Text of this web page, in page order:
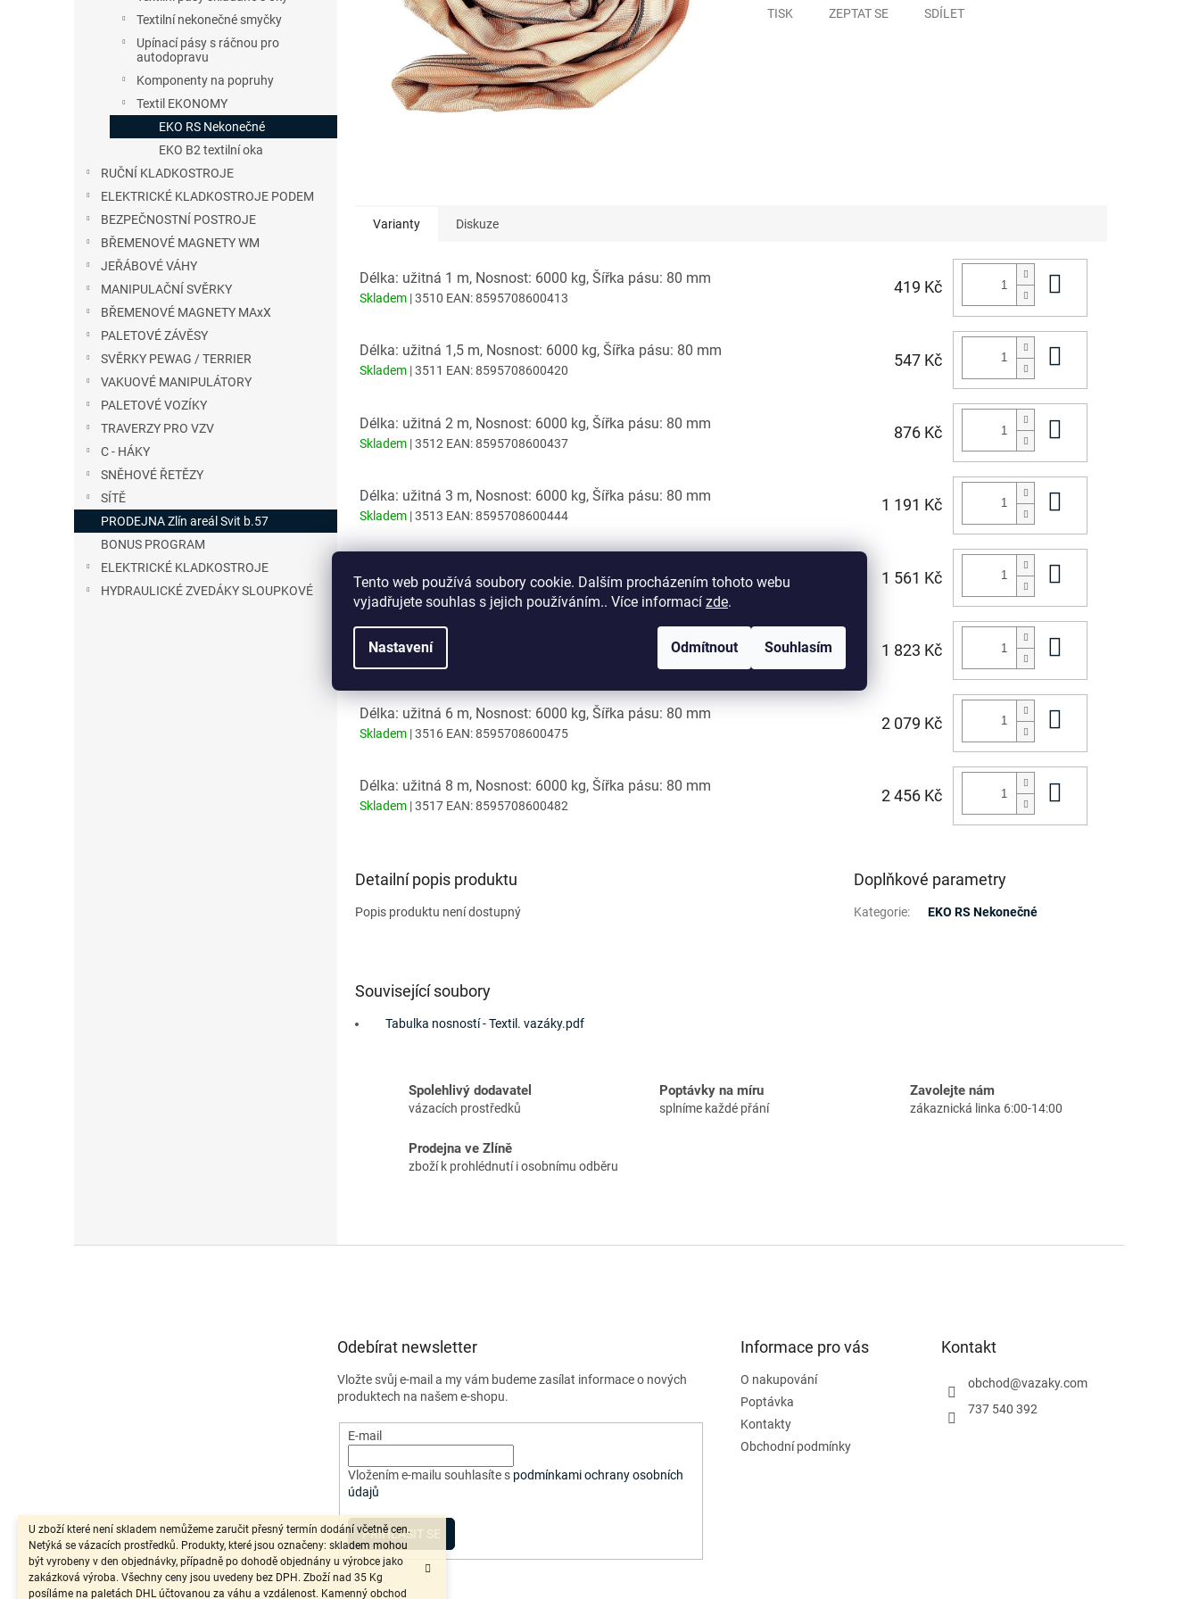
Tento web používá soubory cookie. Dalším procházením tohoto webu
vyjadřujete souhlas s jejich používáním.. Více informací zde.
Nastavení Odmítnout Souhlasím
U zboží které není skladem nemůžeme zaručit přesný termín dodání včetně cen.
Netýká se vázacích prostředků. Produkty, které jsou označeny: skladem mohou
být vyrobeny v den objednávky, případně po dohodě objednány u výrobce jako
zakázková výroba. Všechny ceny jsou uvedeny bez DPH. Zboží nad 35 Kg
posíláme na paletách DHL účtovanou za váhu a vzdálenost. Kamenný obchod
Textilní nekonečné smyčky
Upínací pásy s ráčnou pro
autodopravu
Komponenty na popruhy
Textil EKONOMY
EKO RS Nekonečné
EKO B2 textilní oka
RUČNÍ KLADKOSTROJE
ELEKTRICKÉ KLADKOSTROJE PODEM
BEZPEČNOSTNÍ POSTROJE
BŘEMENOVÉ MAGNETY WM
JEŘÁBOVÉ VÁHY
MANIPULAČNÍ SVĚRKY
BŘEMENOVÉ MAGNETY MAxX
PALETOVÉ ZÁVĚSY
SVĚRKY PEWAG / TERRIER
VAKUOVÉ MANIPULÁTORY
PALETOVÉ VOZÍKY
TRAVERZY PRO VZV
C - HÁKY
SNĚHOVÉ ŘETĚZY
SÍTĚ
PRODEJNA Zlín areál Svit b.57
BONUS PROGRAM
ELEKTRICKÉ KLADKOSTROJE
HYDRAULICKÉ ZVEDÁKY SLOUPKOVÉ
TISK ZEPTAT SE SDÍLET
Varianty Diskuze
Délka: užitná 1 m, Nosnost: 6000 kg, Šířka pásu: 80 mm
Skladem | 3510 EAN:8595708600413
419 Kč
Délka: užitná 1,5 m, Nosnost: 6000 kg, Šířka pásu: 80 mm
Skladem | 3511 EAN:8595708600420
547 Kč
Délka: užitná 2 m, Nosnost: 6000 kg, Šířka pásu: 80 mm
Skladem | 3512 EAN:8595708600437
876 Kč
Délka: užitná 3 m, Nosnost: 6000 kg, Šířka pásu: 80 mm
Skladem | 3513 EAN:8595708600444
1 191 Kč
Skladem| 3514EAN: 8595708600451
1 561 Kč
Délka: užitná 5 m, Nosnost: 6000 kg, Šířka pásu: 80 mm 1 823 Kč
Délka: užitná 6 m, Nosnost: 6000 kg, Šířka pásu: 80 mm
Skladem | 3516 EAN:8595708600475
2 079 Kč
Délka: užitná 8 m, Nosnost: 6000 kg, Šířka pásu: 80 mm
Skladem | 3517 EAN:8595708600482
2 456 Kč
Detailní popis produktu
Popis produktu není dostupný
Doplňkové parametry
Kategorie: EKO RS Nekonečné
Související soubory
Tabulka nosností - Textil. vazáky.pdf
Spolehlivý dodavatel
vázacích prostředků
Poptávky na míru
splníme každé přání
Zavolejte nám
zákaznická linka 6:00-14:00
Prodejna ve Zlíně
zboží k prohlédnutí i osobnímu odběru
Odebírat newsletter
Vložte svůj e-mail a my vám budeme zasílat informace o nových
produktech na našem e-shopu.
E-mail
Vložením e-mailu souhlasíte s podmínkami ochrany osobních
údajů
PŘIHLÁSIT SE
Informace pro vás
O nakupování
Poptávka
Kontakty
Obchodní podmínky
Kontakt
obchod@vazaky.com
737 540 392